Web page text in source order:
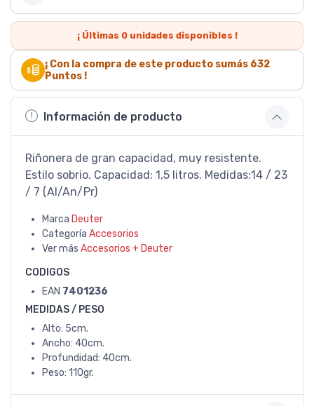
¡ Últimas 0unidades disponibles !
¡ Con la compra de este producto sumás 632
Puntos !
Información de producto
Riñonera de gran capacidad, muy resistente.
Estilo sobrio. Capacidad: 1,5 litros. Medidas:14 / 23
/ 7 (Al/An/Pr)
Marca Deuter
Categoría Accesorios
Ver más Accesorios + Deuter
CODIGOS
EAN 7401236
MEDIDAS / PESO
Alto: 5cm.
Ancho: 40cm.
Profundidad: 40cm.
Peso: 110gr.